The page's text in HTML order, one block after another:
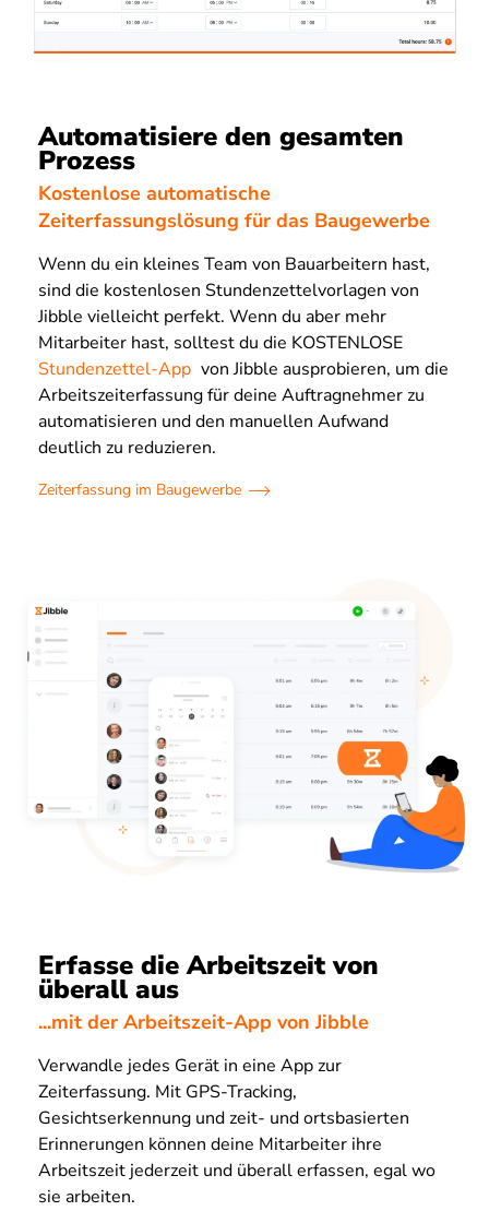
Automatisiere den gesamten
Prozess
Kostenlose automatische
Zeiterfassungslösung für das Baugewerbe
Wenn du ein kleines Team von Bauarbeitern hast,
sind die kostenlosen Stundenzettelvorlagen von
Jibble vielleicht perfekt. Wenn du aber mehr
Mitarbeiter hast, solltest du die KOSTENLOSE
Stundenzettel-App von Jibble ausprobieren, um die
Arbeitszeiterfassung für deine Auftragnehmer zu
automatisieren und den manuellen Aufwand
deutlich zu reduzieren.
Zeiterfassung im Baugewerbe
Erfasse die Arbeitszeit von
überall aus
...mit der Arbeitszeit-App von Jibble
Verwandle jedes Gerät in eine App zur
Zeiterfassung. Mit GPS-Tracking,
Gesichtserkennung und zeit- und ortsbasierten
Erinnerungen können deine Mitarbeiter ihre
Arbeitszeit jederzeit und überall erfassen, egal wo
sie arbeiten.